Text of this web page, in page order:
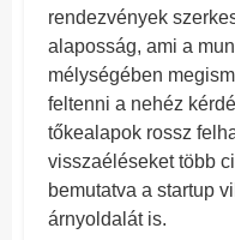
rendezvények
alaposság, ami a
mélységében
feltenni a nehéz
tőkealapok rossz
visszaéléseket több
bemutatva a startup
árnyoldalát is.